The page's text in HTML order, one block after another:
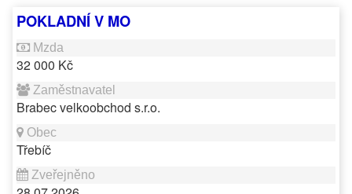
POKLADNÍ V MO
32 000 Kč
Brabec velkoobchod s.r.o.
Třebíč